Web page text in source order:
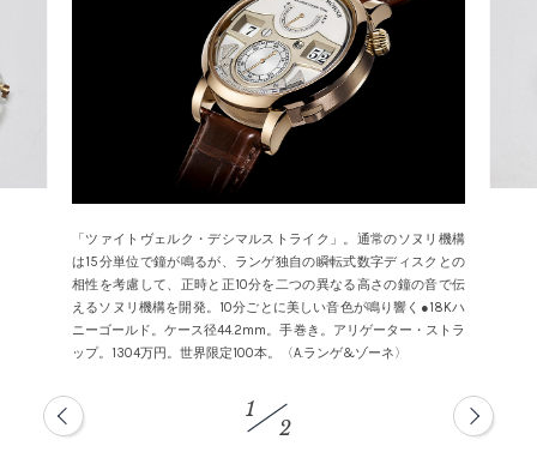
「ツァイトヴェルク・デシマルストライク」。通常のソヌリ機構
は15分単位で鐘が鳴るが、ランゲ独自の瞬転式数字ディスクとの
相性を考慮して、正時と正10分を二つの異なる高さの鐘の音で伝
えるソヌリ機構を開発。10分ごとに美しい音色が鳴り響く●18Kハ
ニーゴールド。ケース径44.2mm。手巻き。アリゲーター・ストラ
ップ。1304万円。世界限定100本。〈A.ランゲ&ゾーネ〉
1
2